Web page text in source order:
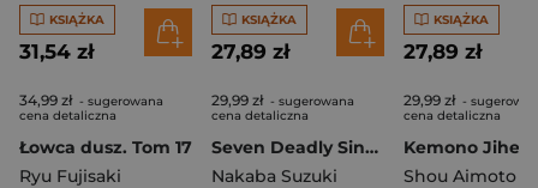
KSIĄŻKA
31,54 zł
34,99 zł - sugerowana
cena detaliczna
Łowca dusz. Tom 17
Ryu Fujisaki
KSIĄŻKA
27,89 zł
29,99 zł - sugerowana
cena detaliczna
Seven Deadly Sins. Tom 39
Nakaba Suzuki
KSIĄŻKA
27,89 zł
29,99 zł -
cena detaliczna
Shou Aimoto